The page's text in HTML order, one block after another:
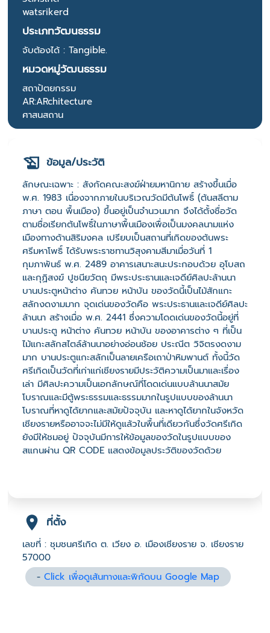
watsrikerd
ประเภทวัฒนธรรม
จับต้องได้ : Tangible.
หมวดหมู่วัฒนธรรม
สถาปัตยกรรม
AR:ARchitecture
ศาสนสถาน
ข้อมูล/ประวัติ
ลักษณะเฉพาะ : สังกัดคณะสงฆ์ฝ่ายมหานิกาย สร้างขึ้นเมื่อ
พ.ศ. 1983 เนื่องจากภายในบริเวณวัดมีต้นโพธิ์ (ต้นสลีตาม
ภาษา ตอน พื้นเมือง) ขึ้นอยู่เป็นจำนวนมาก จึงได้ตั้งชื่อวัด
ตามชื่อเรียกต้นโพธิ์ในภาษาพื้นเมืองเพื่อเป็นมงคลนามแห่ง
เมืองทางด้านสิริมงคล เปรียบเป็นสถานที่เกิดของต้นพระ
ศรีมหาโพธิ์ ได้รับพระราชทานวิสุงคามสีมาเมื่อวันที่ 1
กุมภาพันธ์ พ.ศ. 2489 อาคารเสนาะสนะประกอบด้วย อุโบสถ
และกุฏิสงฆ์ ปูชนียวัตถุ มีพระประธานและเจดีย์ศิลปะล้านนา
บานประตูหน้าต่าง คันทวย หน้าบัน ของวัดนี้เป็นไม้สักแกะ
สลักงดงามมาก จุดเด่นของวัดคือ พระประธานและเจดีย์ศิลปะ
ล้านนา สร้างเมื่อ พ.ศ. 2441 ซึ่งความโดดเด่นของวัดนี้อยู่ที่
บานประตู หน้าต่าง คันทวย หน้าบัน ของอาคารต่าง ๆ ที่เป็น
ไม้แกะสลักสไตล์ล้านนาอย่างอ่อนช้อย ประณีต วิจิตรงดงาม
มาก บานประตูแกะสลักเป็นลายเครือเถาป่าหิมพานต์ ทั้งนี้วัด
ศรีเกิดเป็นวัดที่เก่าแก่เชียงรายมีประวัติความเป็นมาและเรื่อง
เล่า มีศิลปะความเป็นเอกลักษณ์ที่โดดเด่นแบบล้านนาสมัย
โบราณและมีตู้พระธรรมและธรรมมากในรูปแบบของล้านนา
โบราณที่หาดูได้ยากและสมัยปัจจุบัน และหาดูได้ยากในจังหวัด
เชียงรายหรืออาจจะไม่มีให้ดูแล้วในพื้นที่เดียวกันซึ่งวัดศรีเกิด
ยังมีให้ชมอยู่ ปัจจุบันมีการให้ข้อมูลของวัดในรูปแบบของ
สแกนผ่าน QR CODE แสดงข้อมูลประวัติของวัดด้วย
ที่ตั้ง
เลขที่ : ชุมชนศรีเกิด ต. เวียง อ. เมืองเชียงราย จ. เชียงราย
57000
-Click เพื่อดูเส้นทางและพิกัดบน Google Map